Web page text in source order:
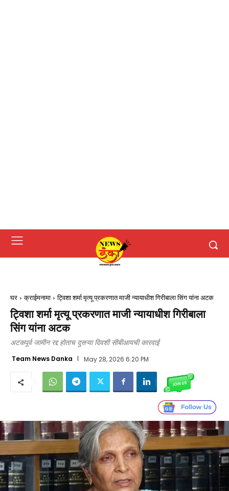
घर क्राईमनामा ट्विशा शर्मा मृत्यू प्रकरणात माजी न्यायाधीश गिरीबाला सिंग यांना अटक
ट्विशा शर्मा मृत्यू प्रकरणात माजी न्यायाधीश गिरीबाला
सिंग यांना अटक
अटकपूर्व जामीन रद्द होताच दुसऱ्या दिवशी सीबीआयची कारवाई
Team News Danka May 28, 2026 6:20 PM